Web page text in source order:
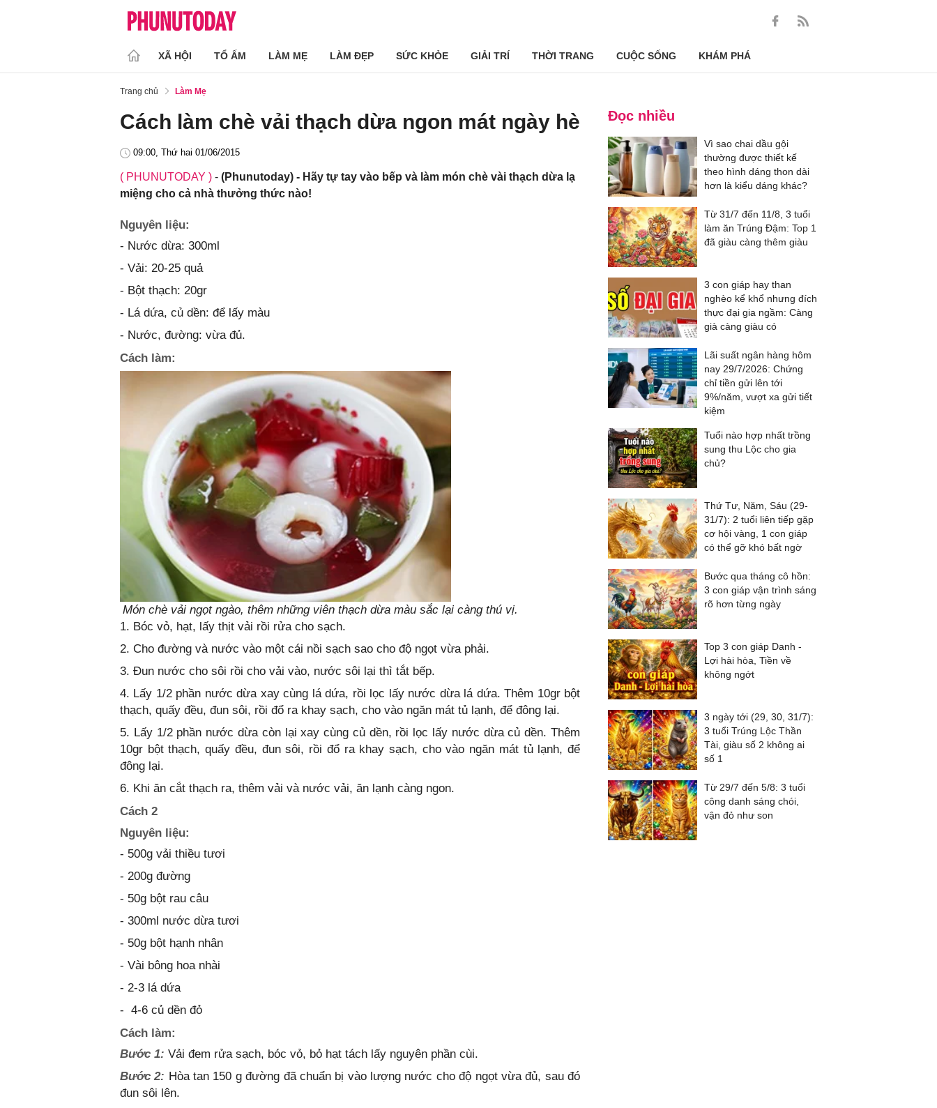
XÃ HỘI TỔ ẤM LÀM MẸ LÀM ĐẸP SỨC KHỎE GIẢI TRÍ THỜI TRANG CUỘC SỐNG KHÁM PHÁ
Trang chủ Làm Mẹ
Cách làm chè vải thạch dừa ngon mát ngày hè
09:00, Thứ hai 01/06/2015
( PHUNUTODAY ) - (Phunutoday) - Hãy tự tay vào bếp và làm món chè vài thạch dừa lạ
miệng cho cả nhà thưởng thức nào!
Nguyên liệu:
- Nước dừa: 300ml
- Vải: 20-25 quả
- Bột thạch: 20gr
- Lá dứa, củ dền: để lấy màu
- Nước, đường: vừa đủ.
Cách làm:
Món chè vải ngọt ngào, thêm những viên thạch dừa màu sắc lại càng thú vị.
1. Bóc vỏ, hạt, lấy thịt vải rồi rửa cho sạch.
2. Cho đường và nước vào một cái nồi sạch sao cho độ ngọt vừa phải.
3. Đun nước cho sôi rồi cho vải vào, nước sôi lại thì tắt bếp.
4. Lấy 1/2 phần nước dừa xay cùng lá dứa, rồi lọc lấy nước dừa lá dứa. Thêm 10gr bột
thạch, quấy đều, đun sôi, rồi đổ ra khay sạch, cho vào ngăn mát tủ lạnh, để đông lại.
5. Lấy 1/2 phần nước dừa còn lại xay cùng củ dền, rồi lọc lấy nước dừa củ dền. Thêm
10gr bột thạch, quấy đều, đun sôi, rồi đổ ra khay sạch, cho vào ngăn mát tủ lạnh, để
đông lại.
6. Khi ăn cắt thạch ra, thêm vải và nước vải, ăn lạnh càng ngon.
Cách 2
Nguyên liệu:
- 500g vải thiều tươi
- 200g đường
- 50g bột rau câu
- 300ml nước dừa tươi
- 50g bột hạnh nhân
- Vài bông hoa nhài
- 2-3 lá dứa
- 4-6 củ dền đỏ
Cách làm:
Bước 1: Vải đem rửa sạch, bóc vỏ, bỏ hạt tách lấy nguyên phần cùi.
Bước 2: Hòa tan 150 g đường đã chuẩn bị vào lượng nước cho độ ngọt vừa đủ, sau đó
đun sôi lên.
Đọc nhiều
Vì sao chai dầu gội
thường được thiết kế
theo hình dáng thon dài
hơn là kiểu dáng khác?
Từ 31/7 đến 11/8, 3 tuổi
làm ăn Trúng Đậm: Top 1
đã giàu càng thêm giàu
3 con giáp hay than
nghèo kể khổ nhưng đích
thực đại gia ngầm: Càng
già càng giàu có
Lãi suất ngân hàng hôm
nay 29/7/2026: Chứng
chỉ tiền gửi lên tới
9%/năm, vượt xa gửi tiết
kiệm
Tuổi nào hợp nhất trồng
sung thu Lộc cho gia
chủ?
Thứ Tư, Năm, Sáu (29-
31/7): 2 tuổi liên tiếp gặp
cơ hội vàng, 1 con giáp
có thể gỡ khó bất ngờ
Bước qua tháng cô hồn:
3 con giáp vận trình sáng
rõ hơn từng ngày
Top 3 con giáp Danh -
Lợi hài hòa, Tiền về
không ngớt
3 ngày tới (29, 30, 31/7):
3 tuổi Trúng Lộc Thần
Tài, giàu số 2 không ai
số 1
Từ 29/7 đến 5/8: 3 tuổi
công danh sáng chói,
vận đỏ như son